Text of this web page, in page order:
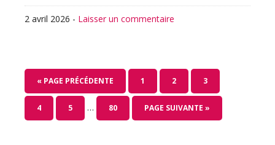
2 avril 2026 - Laisser un commentaire
« ALLER
À
PAGE PRÉCÉDENTE PAGE
1 PAGE
2 PAGE
3
PAGE
4 PAGE
5
Pages
provisoires
… PAGE
80
ALLER
À
PAGE SUIVANTE »